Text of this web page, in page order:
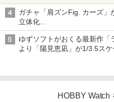
子どもが楽しめるかっぱ寿司
追求
ガチャ「肩ズンFig. カーズ」
立体化
ライトニング・マックィーン
ゆずソフトがおくる最新作「
より「陽見恵凪」が1/3.5スケ
HOBBY Watch